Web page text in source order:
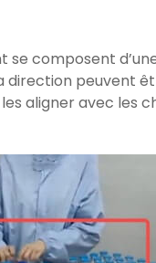
se composent
peuvent
aligner avec les